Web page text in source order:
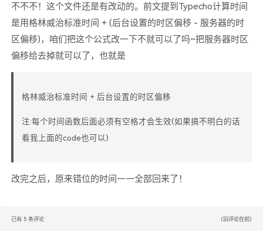
不不不！这个文件还是有改动的。前文提到Typecho计算时间
是用格林威治标准时间 + (后台设置的时区偏移 - 服务器的时
区偏移)，咱们把这个公式改一下不就可以了吗~把服务器时区
偏移给去掉就可以了，也就是
格林威治标准时间 + 后台设置的时区偏移
注:每个时间函数后面必须有空格才会生效(如果搞不明白的话
看我上面的code也可以)
改完之后，原来错位的时间——全部回来了！
已有 5条评论 (旧评论在前)